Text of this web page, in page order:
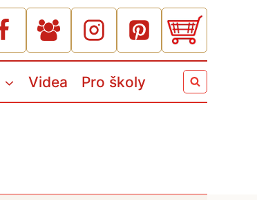
Videa Pro školy